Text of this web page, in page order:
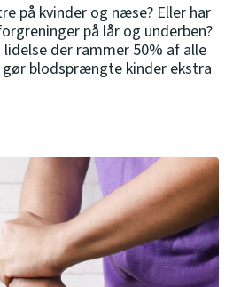
på kvinder og næse? Eller har
på lår og underben?
der rammer 50% af alle
gør blodsprængte kinder ekstra